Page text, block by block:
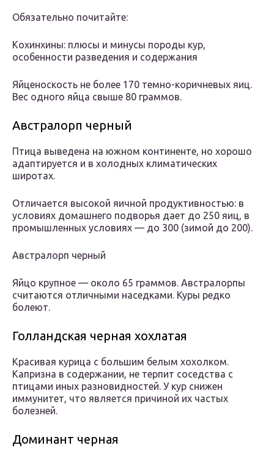
Обязательно почитайте:
Кохинхины: плюсы и минусы породы кур,
особенности разведения и содержания
Яйценоскость не более 170 темно-коричневых яиц.
Вес одного яйца свыше 80 граммов.
Австралорп черный
Птица выведена на южном континенте, но хорошо
адаптируется и в холодных климатических
широтах.
Отличается высокой яичной продуктивностью: в
условиях домашнего подворья дает до 250 яиц, в
промышленных условиях — до 300 (зимой до 200).
Австралорп черный
Яйцо крупное — около 65 граммов. Австралорпы
считаются отличными наседками. Куры редко
болеют.
Голландская черная хохлатая
Красивая курица с большим белым хохолком.
Капризна в содержании, не терпит соседства с
птицами иных разновидностей. У кур снижен
иммунитет, что является причиной их частых
болезней.
Доминант черная